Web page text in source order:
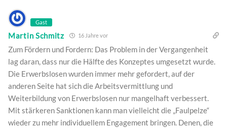
Gast
Martin Schmitz 16 Jahre vor
Zum Fördern und Fordern: Das Problem in der Vergangenheit
lag daran, dass nur die Hälfte des Konzeptes umgesetzt wurde.
Die Erwerbslosen wurden immer mehr gefordert, auf der
anderen Seite hat sich die Arbeitsvermittlung und
Weiterbildung von Erwerbslosen nur mangelhaft verbessert.
Mit stärkeren Sanktionen kann man vielleicht die „Faulpelze“
wieder zu mehr individuellem Engagement bringen. Denen, die